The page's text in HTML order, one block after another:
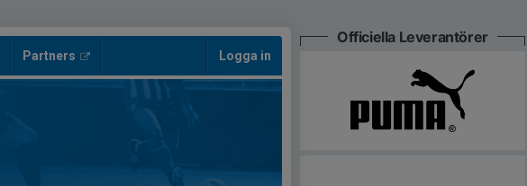
Partners Logga in
Officiella Leverantörer